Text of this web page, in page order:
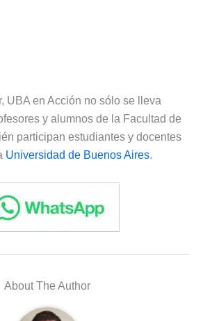
UBA en Acción no sólo se lleva
y alumnos de la Facultad de
participan estudiantes y docentes
Universidad de Buenos Aires.
About The Author